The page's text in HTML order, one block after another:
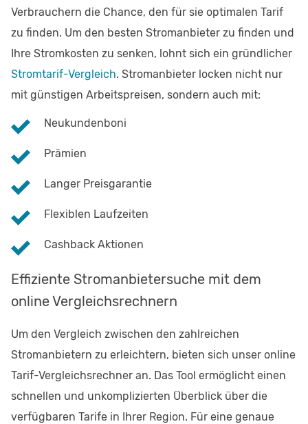
Verbrauchern die Chance, den für sie optimalen Tarif
zu finden. Um den besten Stromanbieter zu finden und
Ihre Stromkosten zu senken, lohnt sich ein gründlicher
Stromtarif-Vergleich. Stromanbieter locken nicht nur
mit günstigen Arbeitspreisen, sondern auch mit:
Neukundenboni
Prämien
Langer Preisgarantie
Flexiblen Laufzeiten
Cashback Aktionen
Effiziente Stromanbietersuche mit dem
online Vergleichsrechnern
Um den Vergleich zwischen den zahlreichen
Stromanbietern zu erleichtern, bieten sich unser online
Tarif-Vergleichsrechner an. Das Tool ermöglicht einen
schnellen und unkomplizierten Überblick über die
verfügbaren Tarife in Ihrer Region. Für eine genaue